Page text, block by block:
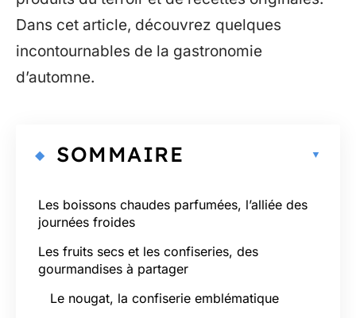
Dans cet article, découvrez quelques
incontournables de la gastronomie
d’automne.
SOMMAIRE
Les boissons chaudes parfumées, l’alliée des
journées froides
Les fruits secs et les confiseries, des
gourmandises à partager
Le nougat, la confiserie emblématique